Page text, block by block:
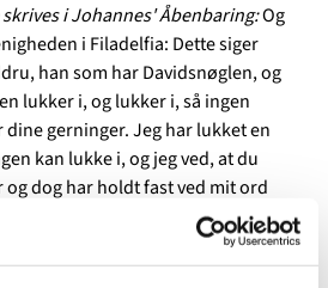
i Johannes' Åbenbaring:Og
i Filadelfia: Dette siger
han som har Davidsnøglen, og
lukker i, og lukker i, så ingen
gerninger. Jeg har lukket en
kan lukke i, og jeg ved, at du
dog har holdt fast ved mit ord
Men jeg vil give dig nogle af
som påstår at være jøder og
vil få dem til at komme og kaste